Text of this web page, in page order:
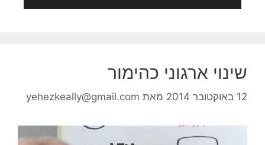
שינוי ארגוני כהימור
12 באוקטובר 2014 מאת yehezkeally@gmail.com